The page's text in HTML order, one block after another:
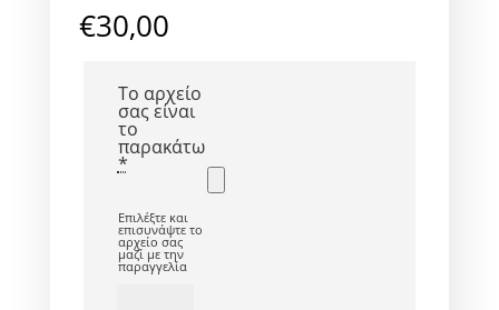
€30,00
Το αρχείο
σας είναι
το
παρακάτω
*
Επιλέξτε και
επισυνάψτε το
αρχείο σας
μαζί με την
παραγγελία